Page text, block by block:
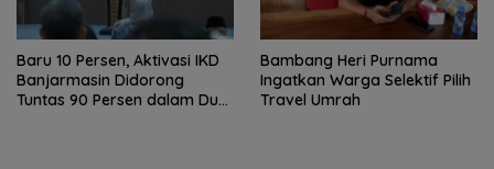
Baru 10 Persen, Aktivasi IKD
Banjarmasin Didorong
Tuntas 90 Persen dalam Dua
Bambang Heri Purnama
Ingatkan Warga Selektif Pilih
Travel Umrah